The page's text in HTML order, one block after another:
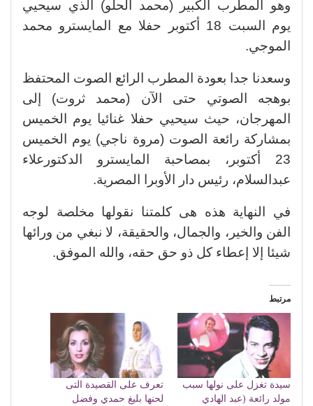
وهو المطرب الكبير (محمد الحلو) الذي سيحيي
يوم السبت 18 أكتوبر حفلا مع المايسترو محمد
الموجي.
وسعدنا جدا بعودة المطرب الرائع الصوت المحتفظ
بوهجه الصوتي حتى الآن (محمد ثروت) إلى
المهرجان، حيث سيحيي حفلا غنائيا يوم الخميس
بمشاركة رائعة الصوت (مروة ناجي) يوم الخميس
23 أكتوبر، بمصاحبة المايسترو الدكتورعلاء
عبدالسلام، رئيس دار الأوبرا المصرية.
في النهاية هذه هى كلمتنا نقولها مخلصة لوجه
الفن والخير، والجمال، والحقيقة، لا نبغي من ورائها
شيئا إلا إعطاء كل ذو حق حقه، والله الموفق.
مرتبط
سيدة تغزل على نولها سبب
مولد رائعة (عبد الهادي
تعرف على القصيدة التى
لحنها بليغ حمدي وفضل